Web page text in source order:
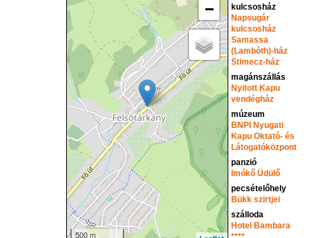
−
500 m
kulcsosház
Napsugár
kulcsosház
Samassa
(Lambóth)-ház
Stimecz-ház
magánszállás
Nyitott Kapu
vendégház
múzeum
BNPI Nyugati
Kapu Oktató- és
Látogatóközpont
panzió
Imókő Üdülő
pecsételőhely
Bükk szirtjei
szálloda
Hotel Bambara